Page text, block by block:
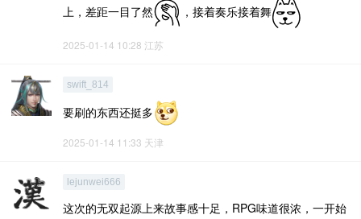
上，差距一目了然
，接着奏乐接着舞
2025-01-14 10:28 江苏
swift_814
要刷的东西还挺多
2025-01-14 11:33 天津
lejunwei666
这次的无双起源上来故事感十足，RPG味道很浓，一开始